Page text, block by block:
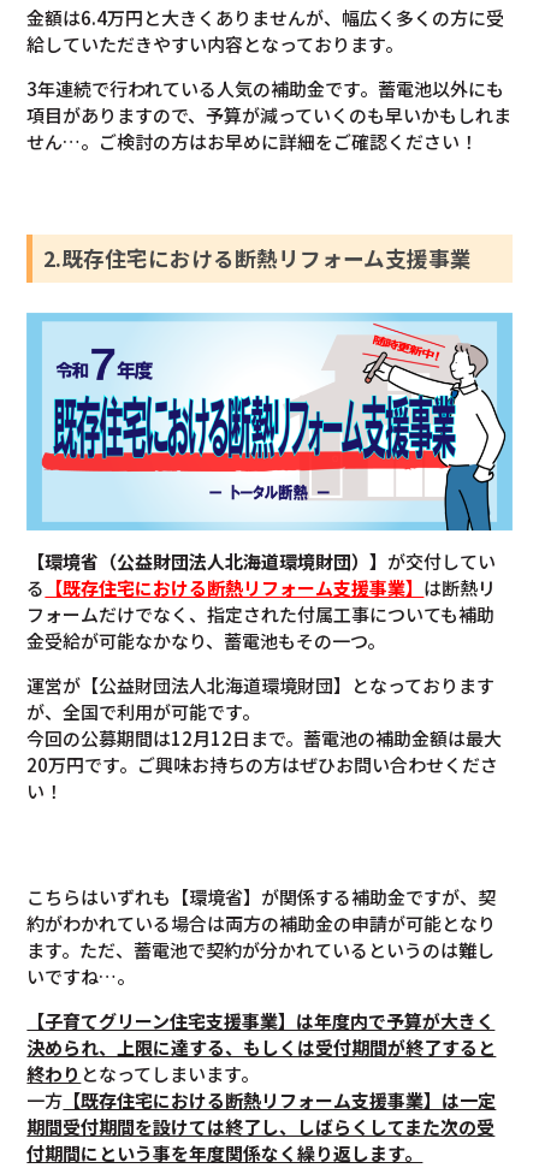
金額は6.4万円と大きくありませんが、幅広く多くの方に受
給していただきやすい内容となっております。
3年連続で行われている人気の補助金です。蓄電池以外にも
項目がありますので、予算が減っていくのも早いかもしれま
せん…。ご検討の方はお早めに詳細をご確認ください！
2.既存住宅における断熱リフォーム支援事業
【環境省（公益財団法人北海道環境財団）】 が交付してい
る 【既存住宅における断熱リフォーム支援事業】 は断熱リ
フォームだけでなく、指定された付属工事についても補助
金受給が可能なかなり、蓄電池もその一つ。
運営が【公益財団法人北海道環境財団】となっております
が、全国で利用が可能です。
今回の公募期間は12月12日まで。蓄電池の補助金額は最大
20万円です。ご興味お持ちの方はぜひお問い合わせくださ
い！
こちらはいずれも【環境省】が関係する補助金ですが、契
約がわかれている場合は両方の補助金の申請が可能となり
ます。ただ、蓄電池で契約が分かれているというのは難し
いですね…。
【子育てグリーン住宅支援事業】は年度内で予算が大きく
決められ、上限に達する、もしくは受付期間が終了すると
終わり となってしまいます。
一方 【既存住宅における断熱リフォーム支援事業】は一定
期間受付期間を設けては終了し、しばらくしてまた次の受
付期間にという事を年度関係なく繰り返します。